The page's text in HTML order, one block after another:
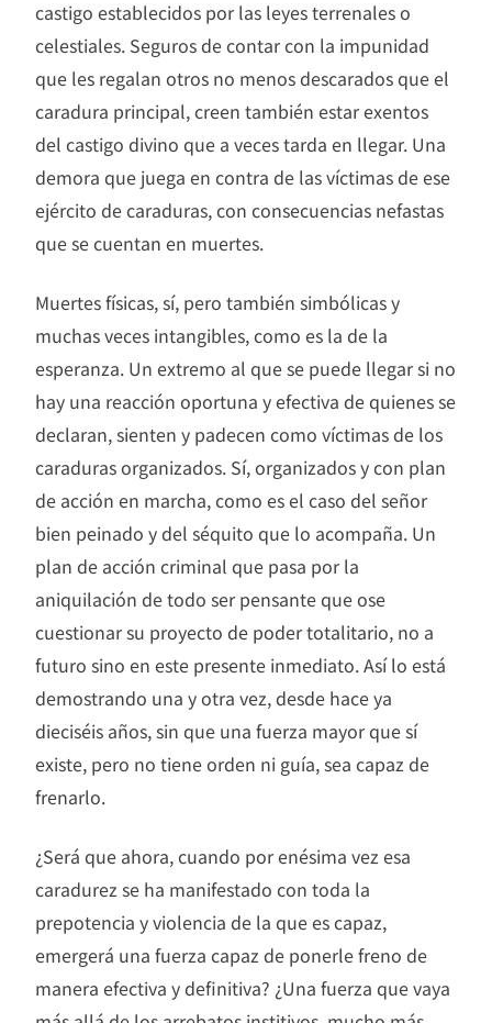
castigo establecidos por las leyes terrenales o
celestiales. Seguros de contar con la impunidad
que les regalan otros no menos descarados que el
caradura principal, creen también estar exentos
del castigo divino que a veces tarda en llegar. Una
demora que juega en contra de las víctimas de ese
ejército de caraduras, con consecuencias nefastas
que se cuentan en muertes.
Muertes físicas, sí, pero también simbólicas y
muchas veces intangibles, como es la de la
esperanza. Un extremo al que se puede llegar si no
hay una reacción oportuna y efectiva de quienes se
declaran, sienten y padecen como víctimas de los
caraduras organizados. Sí, organizados y con plan
de acción en marcha, como es el caso del señor
bien peinado y del séquito que lo acompaña. Un
plan de acción criminal que pasa por la
aniquilación de todo ser pensante que ose
cuestionar su proyecto de poder totalitario, no a
futuro sino en este presente inmediato. Así lo está
demostrando una y otra vez, desde hace ya
dieciséis años, sin que una fuerza mayor que sí
existe, pero no tiene orden ni guía, sea capaz de
frenarlo.
¿Será que ahora, cuando por enésima vez esa
caradurez se ha manifestado con toda la
prepotencia y violencia de la que es capaz,
emergerá una fuerza capaz de ponerle freno de
manera efectiva y definitiva? ¿Una fuerza que vaya